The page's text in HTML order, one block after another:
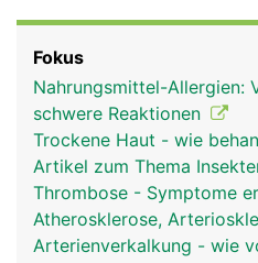
Rubriken
der flachen Gelenkpfanne
bewegt. Damit die
reiben, sind sie mit
Gelenkschmiere
bewegliche
es von einer komplexen
Gelenkkapsel,
kleinere Muskeln und
Fokus
Nahrungsmittel-Allergien:
schwere Reaktionen
Trockene Haut - wie
Artikel zum Thema
Thrombose - Symptome
Atherosklerose,
Arterienverkalkung - wie